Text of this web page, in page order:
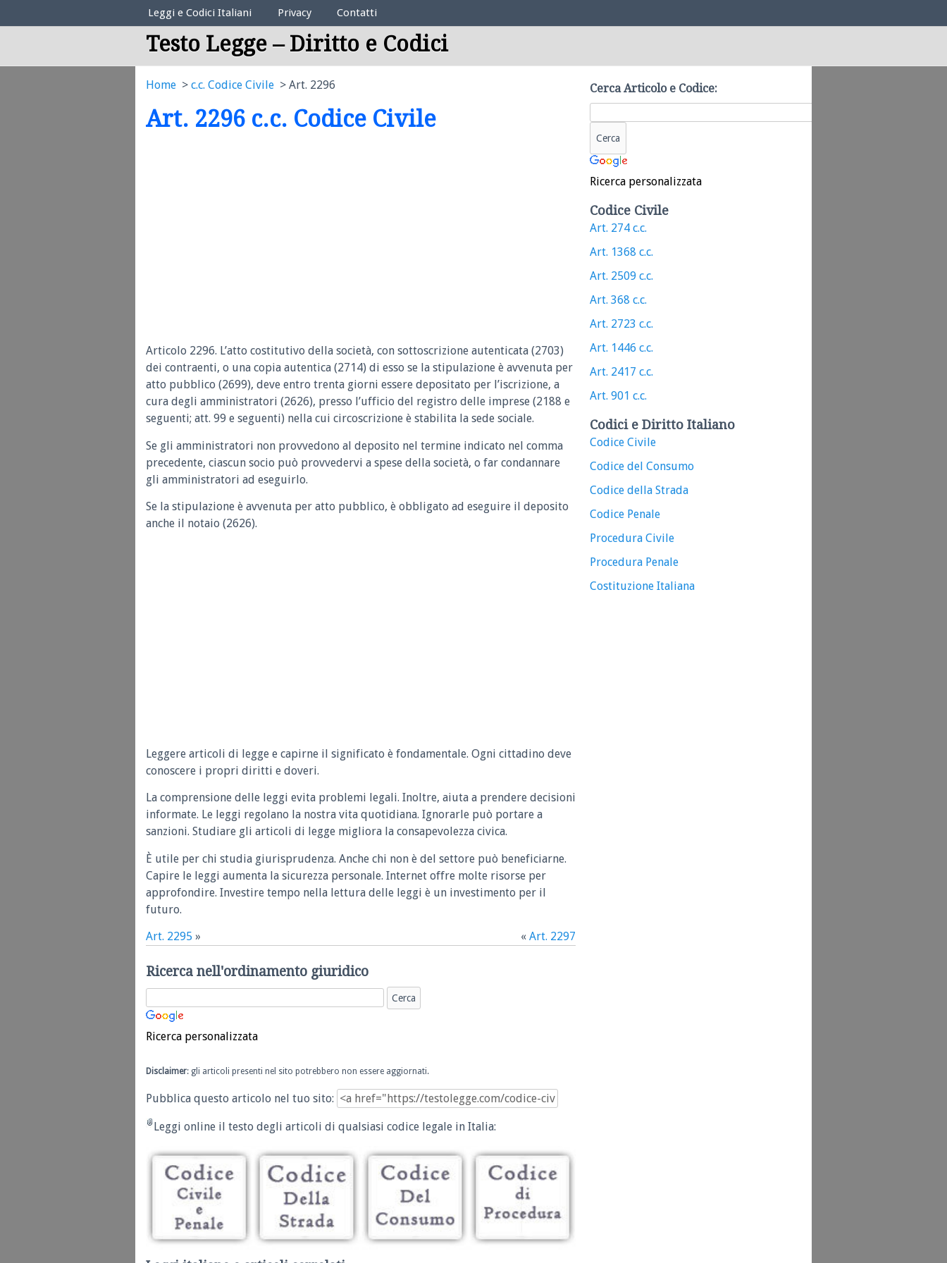
Elenco Codici Legali
Leggi e Codici Italiani Privacy Contatti
Testo Legge – Diritto e Codici
Home c.c. Codice Civile Art. 2296
Art. 2296 c.c. Codice Civile
Articolo 2296. L’atto costitutivo della società, con sottoscrizione autenticata (2703)
dei contraenti, o una copia autentica (2714) di esso se la stipulazione è avvenuta per
atto pubblico (2699), deve entro trenta giorni essere depositato per l’iscrizione, a
cura degli amministratori (2626), presso l’ufficio del registro delle imprese (2188 e
seguenti; att. 99 e seguenti) nella cui circoscrizione è stabilita la sede sociale.
Se gli amministratori non provvedono al deposito nel termine indicato nel comma
precedente, ciascun socio può provvedervi a spese della società, o far condannare
gli amministratori ad eseguirlo.
Se la stipulazione è avvenuta per atto pubblico, è obbligato ad eseguire il deposito
anche il notaio (2626).
Leggere articoli di legge e capirne il significato è fondamentale. Ogni cittadino deve
conoscere i propri diritti e doveri.
La comprensione delle leggi evita problemi legali. Inoltre, aiuta a prendere decisioni
informate. Le leggi regolano la nostra vita quotidiana. Ignorarle può portare a
sanzioni. Studiare gli articoli di legge migliora la consapevolezza civica.
È utile per chi studia giurisprudenza. Anche chi non è del settore può beneficiarne.
Capire le leggi aumenta la sicurezza personale. Internet offre molte risorse per
approfondire. Investire tempo nella lettura delle leggi è un investimento per il
futuro.
Art. 2295 » « Art. 2297
Ricerca nell'ordinamento giuridico
Ricerca personalizzata
Disclaimer: gli articoli presenti nel sito potrebbero non essere aggiornati.
Pubblica questo articolo nel tuo sito:
Leggi online il testo degli articoli di qualsiasi codice legale in Italia:
Cerca Articolo e Codice:
Ricerca personalizzata
Codice Civile
Art. 274 c.c.
Art. 1368 c.c.
Art. 2509 c.c.
Art. 368 c.c.
Art. 2723 c.c.
Art. 1446 c.c.
Art. 2417 c.c.
Art. 901 c.c.
Codici e Diritto Italiano
Codice Civile
Codice del Consumo
Codice della Strada
Codice Penale
Procedura Civile
Procedura Penale
Costituzione Italiana